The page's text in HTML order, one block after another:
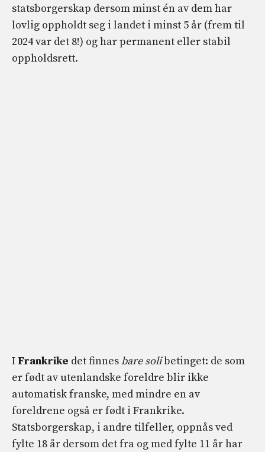
statsborgerskap dersom minst én av dem har
lovlig oppholdt seg i landet i minst 5 år (frem til
2024 var det 8!) og har permanent eller stabil
oppholdsrett.
I Frankrike det finnesbare solibetinget: de som
er født av utenlandske foreldre blir ikke
automatisk franske, med mindre en av
foreldrene også er født i Frankrike.
Statsborgerskap, i andre tilfeller, oppnås ved
fylte 18 år dersom det fra og med fylte 11 år har